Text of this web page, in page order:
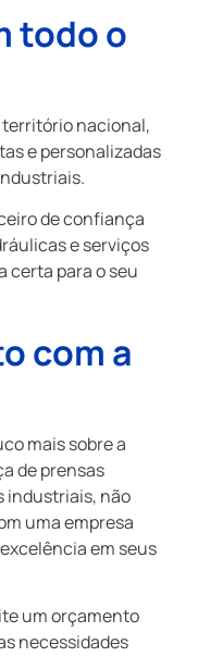
todo o
nacional,
e personalizadas
de confiança
e serviços
certa para o seu
com a
mais sobre a
de prensas
industriais, não
uma empresa
em seus
um orçamento
necessidades